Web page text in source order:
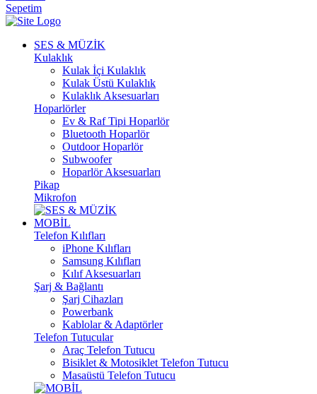
Sepetim
SES & MÜZİK
Kulaklık
Kulak İçi Kulaklık
Kulak Üstü Kulaklık
Kulaklık Aksesuarları
Hoparlörler
Ev & Raf Tipi Hoparlör
Bluetooth Hoparlör
Outdoor Hoparlör
Subwoofer
Hoparlör Aksesuarları
Pikap
Mikrofon
MOBİL
Telefon Kılıfları
iPhone Kılıfları
Samsung Kılıfları
Kılıf Aksesuarları
Şarj & Bağlantı
Şarj Cihazları
Powerbank
Kablolar & Adaptörler
Telefon Tutucular
Araç Telefon Tutucu
Bisiklet & Motosiklet Telefon Tutucu
Masaüstü Telefon Tutucu